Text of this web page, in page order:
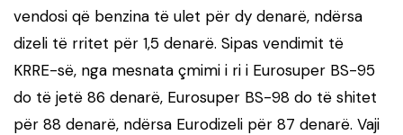
vendosi që benzina të ulet për dy denarë, ndërsa
dizeli të rritet për 1,5 denarë. Sipas vendimit të
KRRE-së, nga mesnata çmimi i ri i Eurosuper BS-95
do të jetë 86 denarë, Eurosuper BS-98 do të shitet
për 88 denarë, ndërsa Eurodizeli për 87 denarë. Vaji